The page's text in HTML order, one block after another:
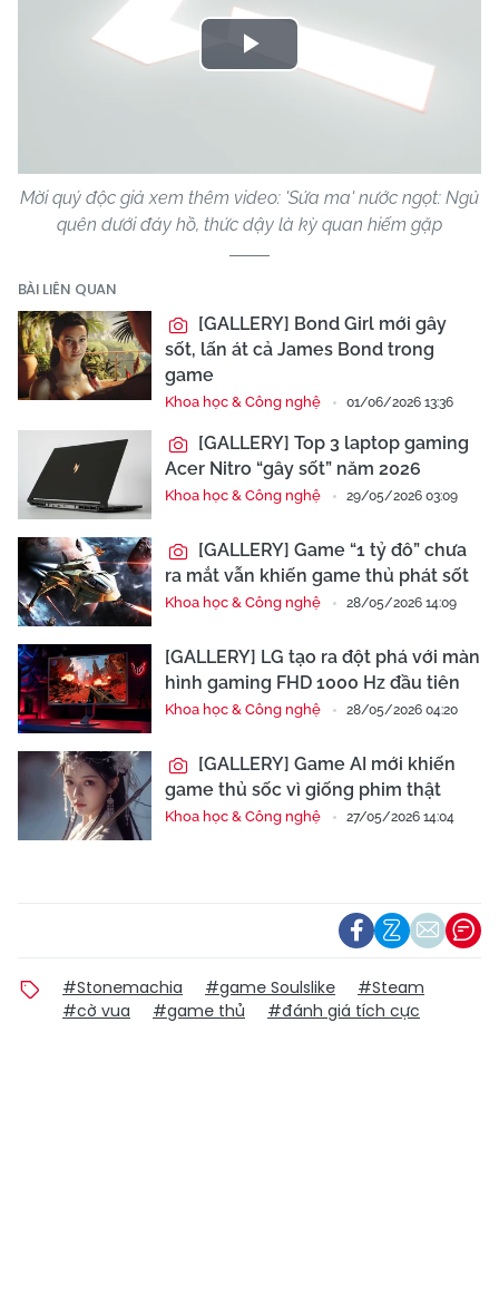
Play
Mời quý độc giả xem thêm video: 'Sứa ma' nước ngọt: Ngủ
quên dưới đáy hồ, thức dậy là kỳ quan hiếm gặp
BÀI LIÊN QUAN
[GALLERY] Bond Girl mới gây
sốt, lấn át cả James Bond trong
game
Khoa học & Công nghệ 01/06/2026 13:36
[GALLERY] Top 3 laptop gaming
Acer Nitro “gây sốt” năm 2026
Khoa học & Công nghệ 29/05/2026 03:09
[GALLERY] Game “1 tỷ đô” chưa
ra mắt vẫn khiến game thủ phát sốt
Khoa học & Công nghệ 28/05/2026 14:09
[GALLERY] LG tạo ra đột phá với màn
hình gaming FHD 1000 Hz đầu tiên
Khoa học & Công nghệ 28/05/2026 04:20
[GALLERY] Game AI mới khiến
game thủ sốc vì giống phim thật
Khoa học & Công nghệ 27/05/2026 14:04
#Stonemachia #game Soulslike
#Steam
#cờ vua
#game thủ #đánh giá tích cực